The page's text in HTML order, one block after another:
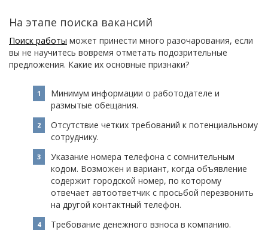
На этапе поиска вакансий
Поиск работы может принести много разочарования, если
вы не научитесь вовремя отметать подозрительные
предложения. Какие их основные признаки?
Минимум информации о работодателе и
размытые обещания.
Отсутствие четких требований к потенциальному
сотруднику.
Указание номера телефона с сомнительным
кодом. Возможен и вариант, когда объявление
содержит городской номер, по которому
отвечает автоответчик с просьбой перезвонить
на другой контактный телефон.
Требование денежного взноса в компанию.